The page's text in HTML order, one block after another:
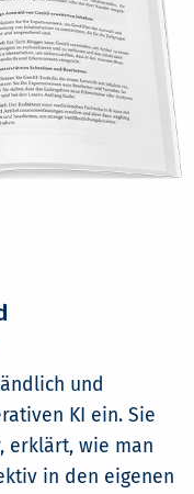
und
KI ein. Sie
erklärt, wie man
in den eigenen